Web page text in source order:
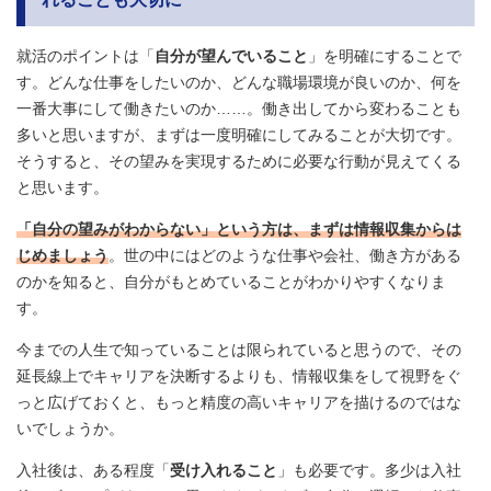
就活のポイントは「 自分が望んでいること 」を明確にすることで
す。どんな仕事をしたいのか、どんな職場環境が良いのか、何を
一番大事にして働きたいのか……。働き出してから変わることも
多いと思いますが、まずは一度明確にしてみることが大切です。
そうすると、その望みを実現するために必要な行動が見えてくる
と思います。
「自分の望みがわからない」という方は、まずは情報収集からは
じめましょう。世の中にはどのような仕事や会社、働き方がある
のかを知ると、自分がもとめていることがわかりやすくなりま
す。
今までの人生で知っていることは限られていると思うので、その
延長線上でキャリアを決断するよりも、情報収集をして視野をぐ
っと広げておくと、もっと精度の高いキャリアを描けるのではな
いでしょうか。
入社後は、ある程度「受け入れること 」も必要です。多少は入社